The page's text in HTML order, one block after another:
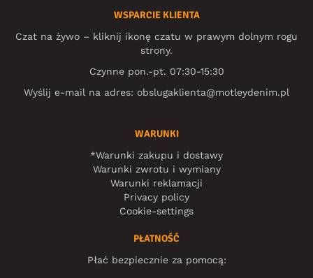
WSPARCIE KLIENTA
Czat na żywo – kliknij ikonę czatu w prawym dolnym rogu
strony.
Czynne pon.-pt. 07:30-15:30
Wyślij e-mail na adres: obslugaklienta@motleydenim.pl
WARUNKI
*Warunki zakupu i dostawy
Warunki zwrotu i wymiany
Warunki reklamacji
Privacy policy
Cookie-settings
PŁATNOŚĆ
Płać bezpiecznie za pomocą: